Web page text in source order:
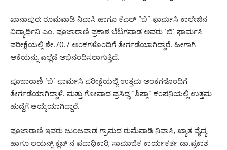
ಖಾನಾಪುರ: ರೂಮವಾಡಿ ನಿವಾಸಿ ಹಾಗೂ ಕೆಎಲ್‌ “ಬಿ” ಫಾರ್ಮಸಿ ಕಾಲೇಜಿನ
ವಿದ್ಯಾರ್ಥಿನಿ ಎಂ. ಪೂಜಾರಾಣಿ ಪ್ರಕಾಶ ಬೆಟಗವಾಡ ಅವರು ‘ಬಿ’ ಫಾರ್ಮಸಿ
ಪರೀಕ್ಷೆಯಲ್ಲಿ ಶೇ.70.7 ಅಂಕಗಳೊಂದಿಗೆ ತೇರ್ಗಡೆಯಾಗಿದ್ದಾರೆ. ಹೀಗಾಗಿ
ಆಕೆಯನ್ನು ಎಲ್ಲೆಡೆ ಅಭಿನಂದಿಸಲಾಗುತ್ತಿದೆ.
ಪೂಜಾರಾಣಿ ‘ಬಿ’ ಫಾರ್ಮಸಿ ಪರೀಕ್ಷೆಯಲ್ಲಿ ಉತ್ತಮ ಅಂಕಗಳೊಂದಿಗೆ
ತೇರ್ಗಡೆಯಾಗಿದ್ದಾಳೆ. ಮತ್ತು ಗೋವಾದ ಪ್ರಸಿದ್ಧ “ಶಿಪ್ಲಾ” ಕಂಪನಿಯಲ್ಲಿ ಉತ್ತಮ
ಹುದ್ದೆಗೆ ಆಯ್ಕೆಯಾಗಿದ್ದಾರೆ.
ಪೂಜಾರಾಣಿ ಇವರು ಜುಂಜವಾಡ ಗ್ರಾಮದ ರುಮೆವಾಡಿ ನಿವಾಸಿ, ಖ್ಯಾತ ವೈದ್ಯ
ಹಾಗೂ ಲಯನ್ಸ್ ಕ್ಲಬ್ ನ ಪದಾಧಿಕಾರಿ, ಸಾಮಾಜಿಕ ಕಾರ್ಯಕರ್ತ ಡಾ.ಪ್ರಕಾಶ